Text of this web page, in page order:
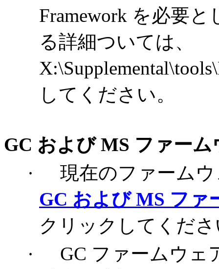
Framework を必要と
る詳細ついては、
してください。
GC および MS ファー
·
現在のファーム
GC および MS ファ
クリックしてくだ
·
GC ファームウェ